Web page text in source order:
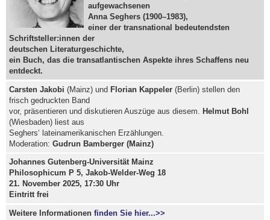
aufgewachsenen
Anna Seghers (1900–1983),
einer der transnational bedeutendsten
Schriftsteller:innen der
deutschen Literaturgeschichte,
ein Buch, das die transatlantischen Aspekte ihres Schaffens neu
entdeckt.
Carsten Jakobi (Mainz) undFlorian Kappeler (Berlin) stellen den
frisch gedruckten Band
vor, präsentieren und diskutieren Auszüge aus diesem.Helmut Bohl
(Wiesbaden) liest aus
Seghers‘ lateinamerikanischen Erzählungen.
Moderation: Gudrun Bamberger (Mainz)
Johannes Gutenberg-Universität Mainz
Philosophicum P 5, Jakob-Welder-Weg 18
21. November 2025, 17:30 Uhr
Eintritt frei
Weitere Informationen finden Sie hier...>>